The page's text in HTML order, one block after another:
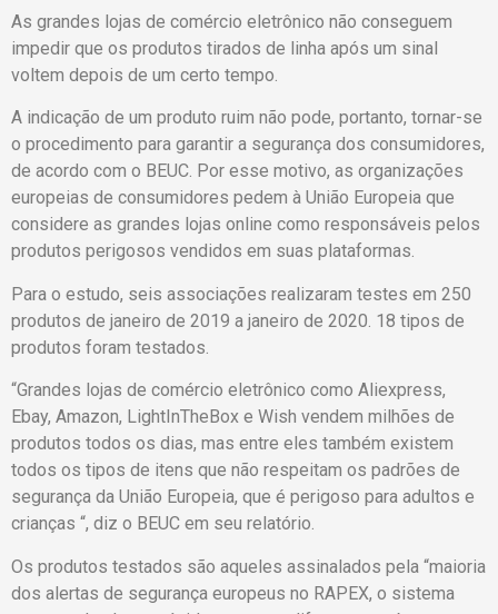
As grandes lojas de comércio eletrônico não conseguem
impedir que os produtos tirados de linha após um sinal
voltem depois de um certo tempo.
A indicação de um produto ruim não pode, portanto, tornar-se
o procedimento para garantir a segurança dos consumidores,
de acordo com o BEUC. Por esse motivo, as organizações
europeias de consumidores pedem à União Europeia que
considere as grandes lojas online como responsáveis pelos
produtos perigosos vendidos em suas plataformas.
Para o estudo, seis associações realizaram testes em 250
produtos de janeiro de 2019 a janeiro de 2020. 18 tipos de
produtos foram testados.
“Grandes lojas de comércio eletrônico como Aliexpress,
Ebay, Amazon, LightInTheBox e Wish vendem milhões de
produtos todos os dias, mas entre eles também existem
todos os tipos de itens que não respeitam os padrões de
segurança da União Europeia, que é perigoso para adultos e
crianças “, diz o BEUC em seu relatório.
Os produtos testados são aqueles assinalados pela “maioria
dos alertas de segurança europeus no RAPEX, o sistema